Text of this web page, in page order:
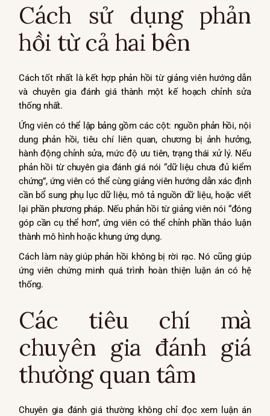
Cách sử dụng phản
hồi từ cả hai bên
Cách tốt nhất là kết hợp phản hồi từ giảng viên hướng dẫn
và chuyên gia đánh giá thành một kế hoạch chỉnh sửa
thống nhất.
Ứng viên có thể lập bảng gồm các cột: nguồn phản hồi, nội
dung phản hồi, tiêu chí liên quan, chương bị ảnh hưởng,
hành động chỉnh sửa, mức độ ưu tiên, trạng thái xử lý. Nếu
phản hồi từ chuyên gia đánh giá nói “dữ liệu chưa đủ kiểm
chứng”, ứng viên có thể cùng giảng viên hướng dẫn xác định
cần bổ sung phụ lục dữ liệu, mô tả nguồn dữ liệu, hoặc viết
lại phần phương pháp. Nếu phản hồi từ giảng viên nói “đóng
góp cần cụ thể hơn”, ứng viên có thể chỉnh phần thảo luận
thành mô hình hoặc khung ứng dụng.
Cách làm này giúp phản hồi không bị rời rạc. Nó cũng giúp
ứng viên chứng minh quá trình hoàn thiện luận án có hệ
thống.
Các tiêu chí mà
chuyên gia đánh giá
thường quan tâm
Chuyên gia đánh giá thường không chỉ đọc xem luận án